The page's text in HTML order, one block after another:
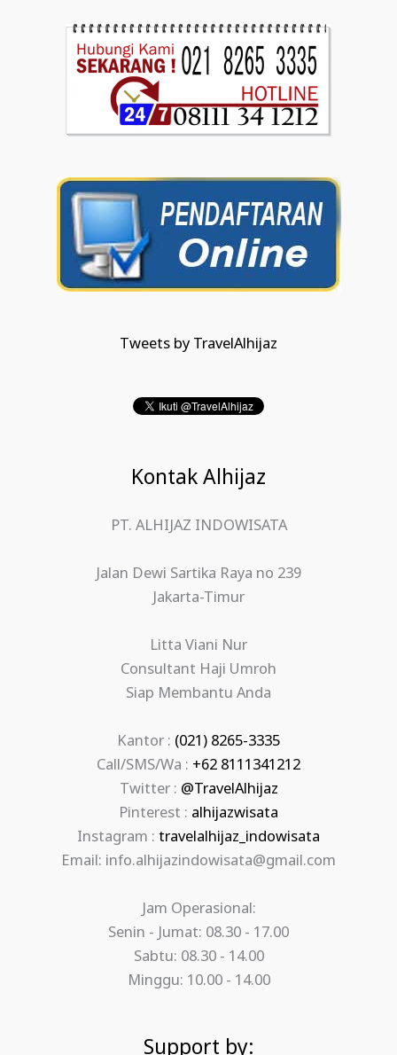
Tweets by TravelAlhijaz
Kontak Alhijaz
PT. ALHIJAZ INDOWISATA
Jalan Dewi Sartika Raya no 239
Jakarta-Timur
Litta Viani Nur
Consultant Haji Umroh
Siap Membantu Anda
Kantor : (021) 8265-3335
Call/SMS/Wa : +62 8111341212
Twitter : @TravelAlhijaz
Pinterest : alhijazwisata
Instagram : travelalhijaz_indowisata
Email: info.alhijazindowisata@gmail.com
Jam Operasional:
Senin - Jumat: 08.30 - 17.00
Sabtu: 08.30 - 14.00
Minggu: 10.00 - 14.00
Support by: